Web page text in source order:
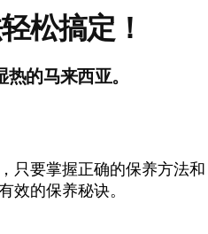
松搞定！
的马来西亚。
只要掌握正确的保养方法和
效的保养秘诀。